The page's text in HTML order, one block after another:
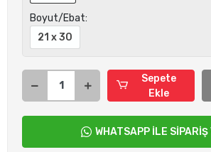
Boyut/Ebat:
21 x 30
Sepete
Ekle
WHATSAPP İLE SİPARİŞ